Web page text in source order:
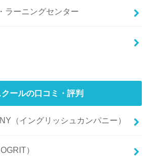
ラーニングセンター
ールの口コミ・評判
（イングリッシュカンパニー）
）